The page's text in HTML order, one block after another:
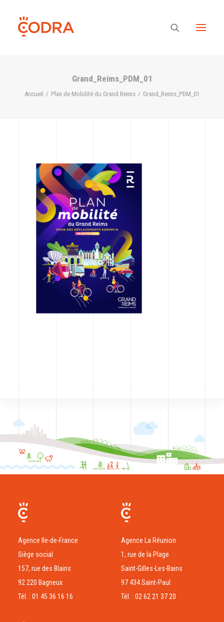
Des valeurs, une équipe
Nos références
CODRA recrute
Contact
Grand_Reims_PDM_01
Accueil Plan de Mobilité du Grand Reims Grand_Reims_PDM_01
Agence Ile-de-France
Siège social
157, rue des Blains
92 220 Bagneux
Tél. : 01 45 36 16 16
Agence La Réunion
1, rue de la Plage
Saint-Gilles-Les-Bains
97 434 Saint-Paul
Tél. : 02 62 21 37 20